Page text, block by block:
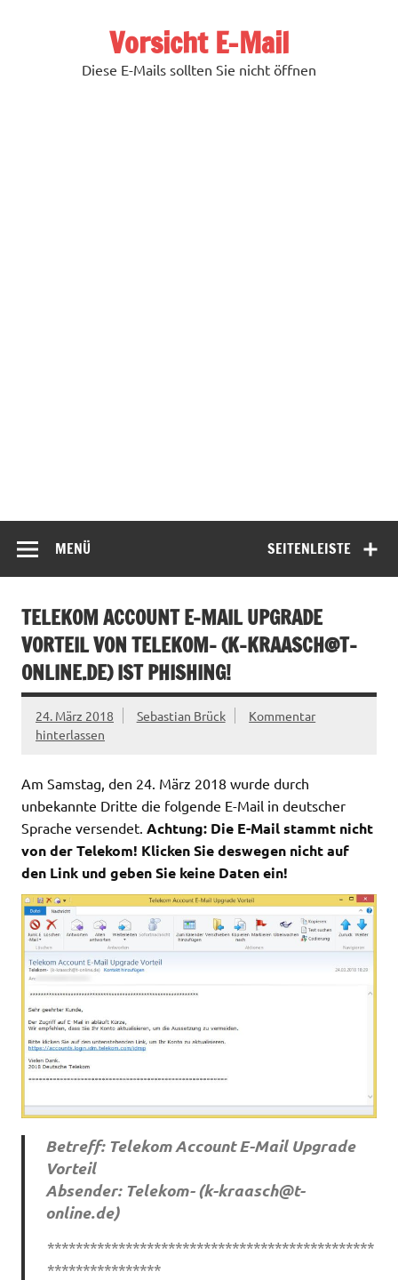
Vorsicht E-Mail
Diese E-Mails sollten Sie nicht öffnen
SEITENLEISTE
MENÜ
TELEKOM ACCOUNT E-MAIL UPGRADE
VORTEIL VON TELEKOM- (K-KRAASCH@T-
ONLINE.DE) IST PHISHING!
24. März 2018 Sebastian Brück
Kommentar
hinterlassen
Am Samstag, den 24. März 2018 wurde durch
unbekannte Dritte die folgende E-Mail in deutscher
Sprache versendet. Achtung: Die E-Mail stammt nicht
von der Telekom! Klicken Sie deswegen nicht auf
den Link und geben Sie keine Daten ein!
Betreff: Telekom Account E-Mail Upgrade
Vorteil
Absender: Telekom- (k-kraasch@t-
online.de)
**********************************************
****************